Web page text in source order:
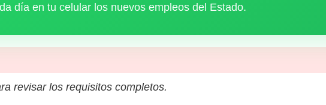
día en tu celular los nuevos empleos del Estado.
revisar los requisitos completos.